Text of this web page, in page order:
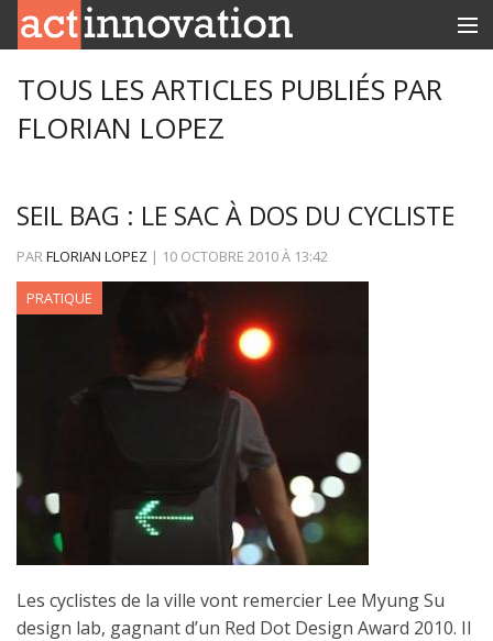
INNOBOX
TOUS LES ARTICLES PUBLIÉS PAR
FLORIAN LOPEZ
SEIL BAG : LE SAC À DOS DU CYCLISTE
PARFLORIAN LOPEZ | 10 OCTOBRE 2010À 13:42
PRATIQUE
Les cyclistes de la ville vont remercier Lee Myung Su
design lab, gagnant d’un Red Dot Design Award 2010. Il